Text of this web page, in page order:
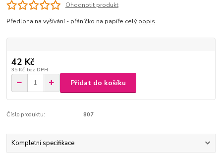
Ohodnotit produkt
Předloha na vyšívání - přáníčko na papíře celý popis
42 Kč
35 Kč bez DPH
Přidat do košíku
Číslo produktu: 807
Kompletní specifikace